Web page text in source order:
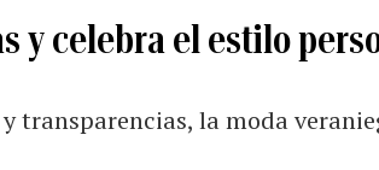
y celebra el estilo
transparencias, la moda